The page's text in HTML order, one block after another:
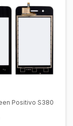
Positivo S380